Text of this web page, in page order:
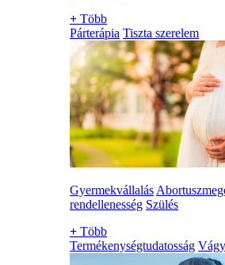
+ Több
Párterápia Tiszta szerelem
Gyermekvállalás
rendellenesség Szülés
+ Több
Termékenységtudatosság